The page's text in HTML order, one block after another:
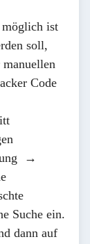
möglich ist
soll,
Code
→
Suche ein.
dann auf